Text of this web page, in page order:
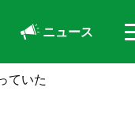
ニュース
ていた